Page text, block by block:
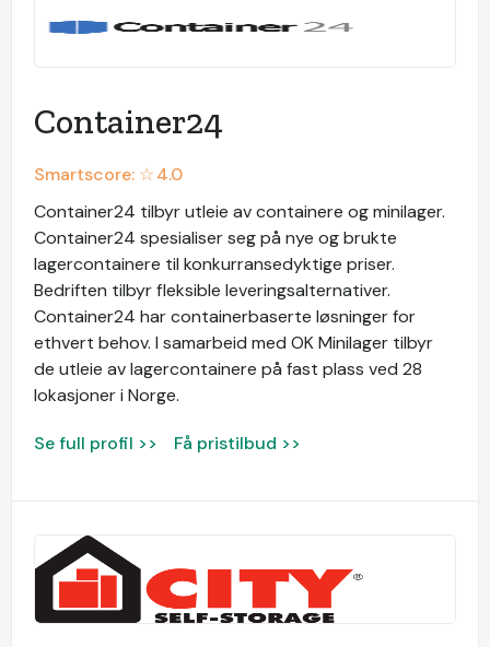
Container24
Smartscore: ☆4.0
Container24 tilbyr utleie av containere og minilager.
Container24 spesialiser seg på nye og brukte
lagercontainere til konkurransedyktige priser.
Bedriften tilbyr fleksible leveringsalternativer.
Container24 har containerbaserte løsninger for
ethvert behov. I samarbeid med OK Minilager tilbyr
de utleie av lagercontainere på fast plass ved 28
lokasjoner i Norge.
Se full profil >> Få pristilbud >>